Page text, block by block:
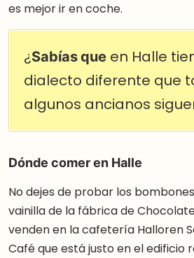
es mejor ir en coche.
¿Sabías que en Halle
dialecto diferente que
algunos ancianos
Dónde comer en Halle
No dejes de probar los
vainilla de la fábrica de
venden en la cafetería Halloren
Café que está justo en el edificio